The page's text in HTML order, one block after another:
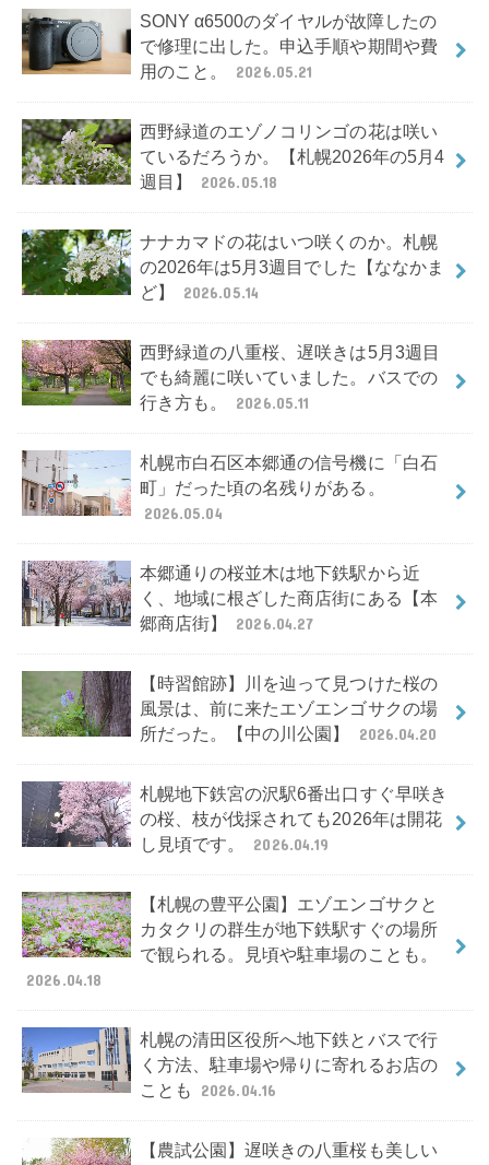
SONY α6500のダイヤルが故障したの
で修理に出した。申込手順や期間や費
用のこと。
2026.05.21
西野緑道のエゾノコリンゴの花は咲い
ているだろうか。【札幌2026年の5月4
週目】
2026.05.18
ナナカマドの花はいつ咲くのか。札幌
の2026年は5月3週目でした【ななかま
ど】
2026.05.14
西野緑道の八重桜、遅咲きは5月3週目
でも綺麗に咲いていました。バスでの
行き方も。
2026.05.11
札幌市白石区本郷通の信号機に「白石
町」だった頃の名残りがある。
2026.05.04
本郷通りの桜並木は地下鉄駅から近
く、地域に根ざした商店街にある【本
郷商店街】
2026.04.27
【時習館跡】川を辿って見つけた桜の
風景は、前に来たエゾエンゴサクの場
所だった。【中の川公園】
2026.04.20
札幌地下鉄宮の沢駅6番出口すぐ早咲き
の桜、枝が伐採されても2026年は開花
し見頃です。
2026.04.19
【札幌の豊平公園】エゾエンゴサクと
カタクリの群生が地下鉄駅すぐの場所
で観られる。見頃や駐車場のことも。
2026.04.18
札幌の清田区役所へ地下鉄とバスで行
く方法、駐車場や帰りに寄れるお店の
ことも
2026.04.16
【農試公園】遅咲きの八重桜も美しい